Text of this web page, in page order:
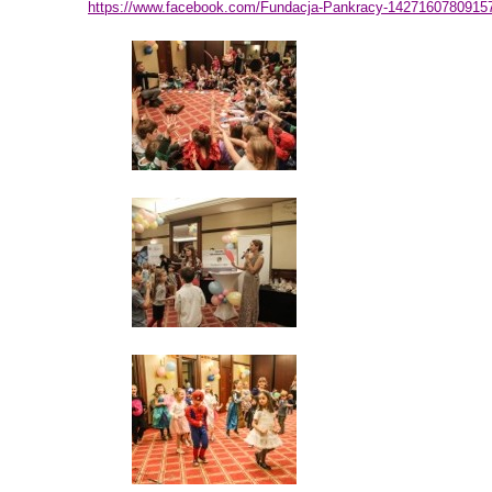
https://www.facebook.com/Fundacja-Pankracy-